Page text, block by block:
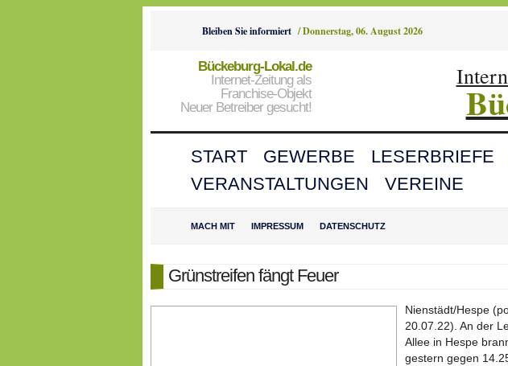
Bleiben Sie informiert /Donnerstag, 06. August 2026
Bückeburg-Lokal.de
Internet-Zeitung als
Franchise-Objekt
Neuer Betreiber gesucht!
START GEWERBE LESERBRIEFE
VERANSTALTUNGEN
VEREINE
MACH MIT IMPRESSUM DATENSCHUTZ
Grünstreifen fängt Feuer
Nienstädt/Hespe
20.07.22). An der
Allee in Hespe
gestern gegen